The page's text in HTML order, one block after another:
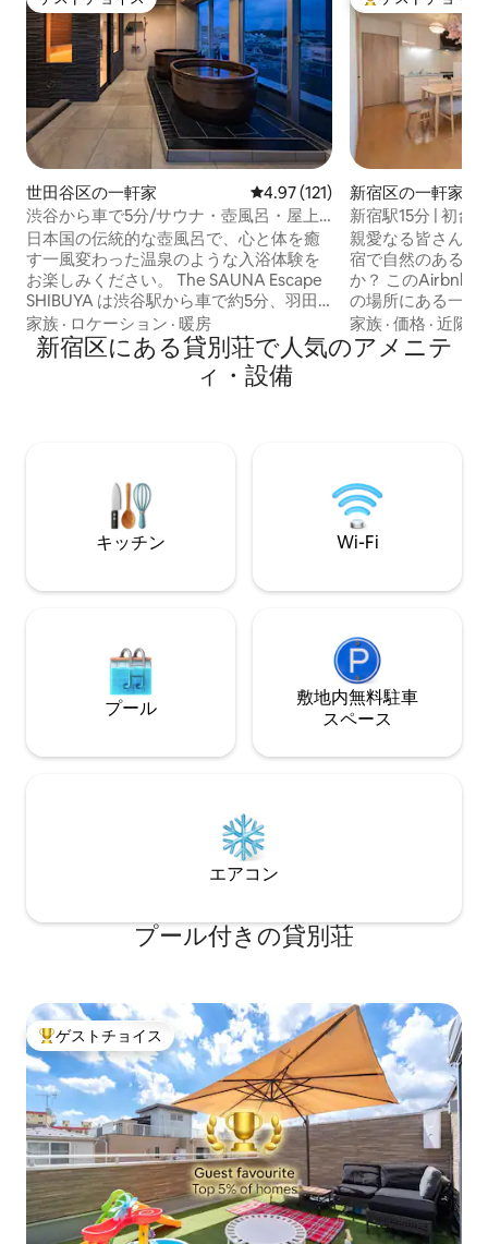
ゲストチョイス
世田谷区の一軒家 レビュー121件、5つ星中4.97つ
4.97 (121)
渋谷から車で5分/サウナ・壺風呂・屋上
BBQグリル・カラオケ有/Wi-Fi/連泊割/羽
田から25分
日本国の伝統的な壺風呂で、心と体を癒
す一風変わった温泉のような入浴体験を
お楽しみください。 The SAUNA Escape
SHIBUYA は渋谷駅から車で約5分、羽田
空港から25分、渋谷近郊でありながら都
会の喧騒からの離れた好立地。６階建て
の一棟ビルをリノベーションした、エリ
アでは唯一の「プライベートサウナ付バ
ンドリー、エステサロンもすぐ近く。街
にとけこみ、暮らすような滞在を楽しめ
ます。連泊にもおすすめです。 ✶姉妹施
設として、京都七条にあるサウナ別荘
ります ■お部屋の設備 カラオケ／ReFaド
レット／エアコン／炊飯器/など ■バスル
ームアメニティ バスタブ／バスタオル／
シャンプー／リンス／ボディソープ／歯
家族 · ロケーション · 暖房
大好評のゲスト
新宿区の一軒家
新宿駅15分 | 初台
親愛なる皆さん、
宿で自然のある生
か？ このAirbnb
の場所にある一軒
原宿へも電車やバ
家の中に桜の木、
リーンアートが
施設オペラシティ
店や様々なお店が
の夜景もあります
公園と本格的なこ
広い芝生、森、水
も公園では本格的
なお子さんが遊ぶ
エリアがあります
ます。 公園には
しいレストラン、
ります。 大都会のオアシスのようなこの
家族 ·価格 ·近隣
新宿区にある貸別荘で人気のアメニテ
ィ・設備
キッチン Wi-Fi
プール
敷地内無料駐⁠車
ス⁠ペ⁠ー⁠ス
エアコン
プール付きの貸別荘
大好評のゲストチョイスです。
ゲストチョイス